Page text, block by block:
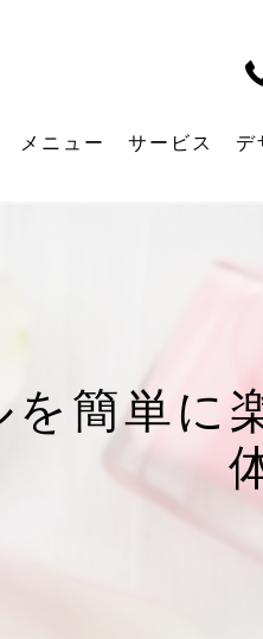
メニュー サービス デ
簡単に